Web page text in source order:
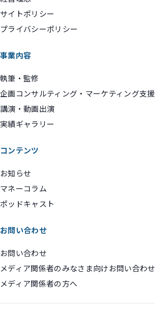
サイトポリシー
プライバシーポリシー
事業内容
執筆・監修
企画コンサルティング・マーケティング支援
講演・動画出演
実績ギャラリー
コンテンツ
お知らせ
マネーコラム
ポッドキャスト
お問い合わせ
お問い合わせ
メディア関係者のみなさま向けお問い合わせ
メディア関係者の方へ